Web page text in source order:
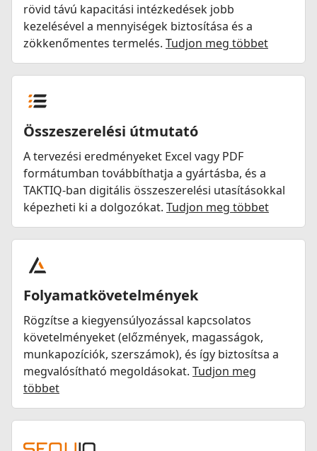
rövid távú kapacitási intézkedések jobb
kezelésével a mennyiségek biztosítása és a
zökkenőmentes termelés. Tudjon meg többet
Összeszerelési útmutató
A tervezési eredményeket Excel vagy PDF
formátumban továbbíthatja a gyártásba, és a
TAKTIQ-ban digitális összeszerelési utasításokkal
képezheti ki a dolgozókat. Tudjon meg többet
Folyamatkövetelmények
Rögzítse a kiegyensúlyozással kapcsolatos
követelményeket (előzmények, magasságok,
munkapozíciók, szerszámok), és így biztosítsa a
megvalósítható megoldásokat. Tudjon meg
többet